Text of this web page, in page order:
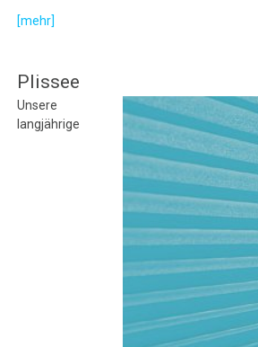
[mehr]
Plissee
Unsere
langjährige